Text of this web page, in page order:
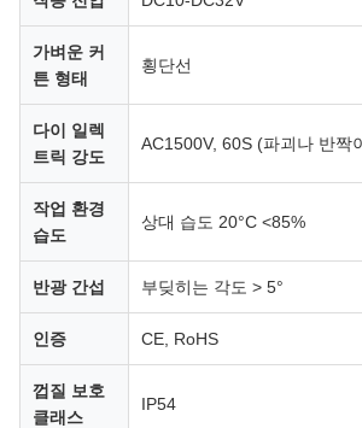
가벼운 커
튼 형태
횡단선
다이 일렉
트릭 강도
AC1500V, 60S (파괴나 반짝
작업 환경
습도
상대 습도 20°C <85%
반광 간섭 부딪히는 각도 > 5°
인증 CE, RoHS
껍질 보호
클래스
IP54